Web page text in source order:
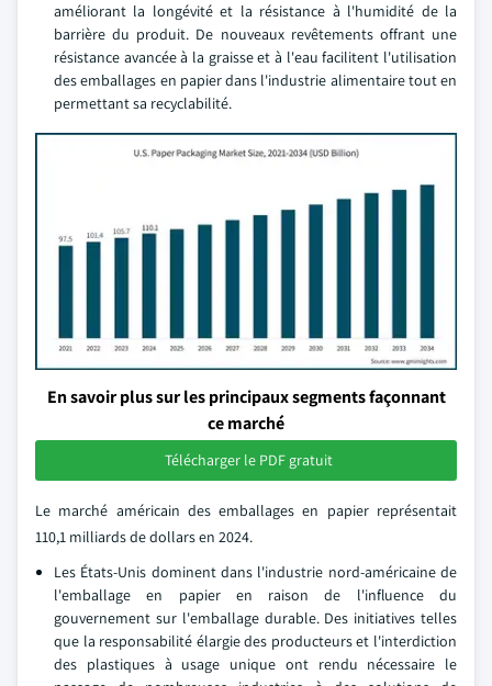
améliorant la longévité et la résistance à l'humidité de la
barrière du produit. De nouveaux revêtements offrant une
résistance avancée à la graisse et à l'eau facilitent l'utilisation
des emballages en papier dans l'industrie alimentaire tout en
permettant sa recyclabilité.
En savoir plus sur les principaux segments façonnant
ce marché
Télécharger le PDF gratuit
Le marché américain des emballages en papier représentait
110,1 milliards de dollars en 2024.
Les États-Unis dominent dans l'industrie nord-américaine de
l'emballage en papier en raison de l'influence du
gouvernement sur l'emballage durable. Des initiatives telles
que la responsabilité élargie des producteurs et l'interdiction
des plastiques à usage unique ont rendu nécessaire le